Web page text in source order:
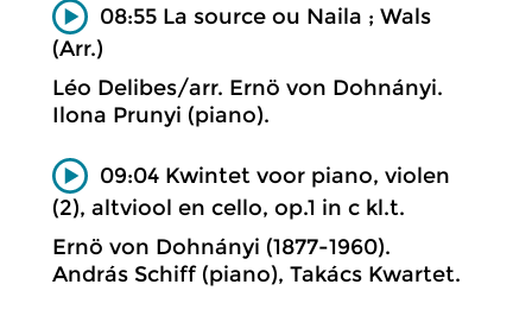
08:55 La source ou Naila ; Wals
(Arr.)
Léo Delibes/arr. Ernö von Dohnányi.
Ilona Prunyi (piano).
09:04 Kwintet voor piano, violen
(2), altviool en cello, op.1 in c kl.t.
Ernö von Dohnányi (1877-1960).
András Schiff (piano), Takács Kwartet.